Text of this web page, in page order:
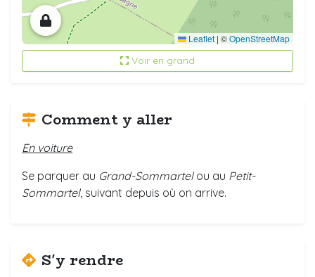
Leaflet | ©OpenStreetMap
Voir en grand
Comment y aller
En voiture
Se parquer au Grand-Sommartelou au Petit-
Sommartel, suivant depuis où on arrive.
S'y rendre